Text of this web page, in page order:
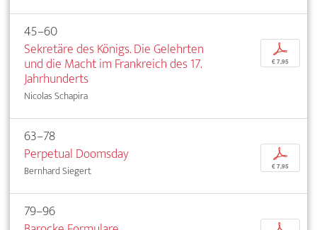
45–60
Sekretäre des Königs. Die Gelehrten
und die Macht im Frankreich des 17.
Jahrhunderts
Nicolas Schapira
p
€ 7,95
63–78
Perpetual Doomsday
Bernhard Siegert
p
€ 7,95
79–96